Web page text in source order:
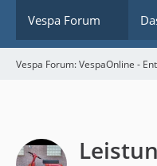
Vespa Forum
Vespa Forum: VespaOnline -